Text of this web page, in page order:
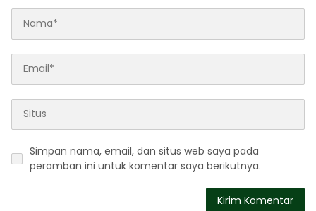
Simpan nama, email, dan situs web saya pada
peramban ini untuk komentar saya berikutnya.